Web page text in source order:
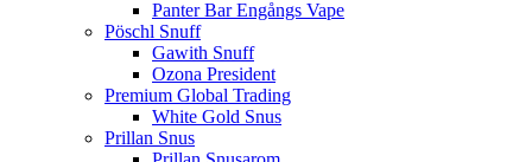
Panter Bar Engångs Vape
Pöschl Snuff
Gawith Snuff
Ozona President
Premium Global Trading
White Gold Snus
Prillan Snus